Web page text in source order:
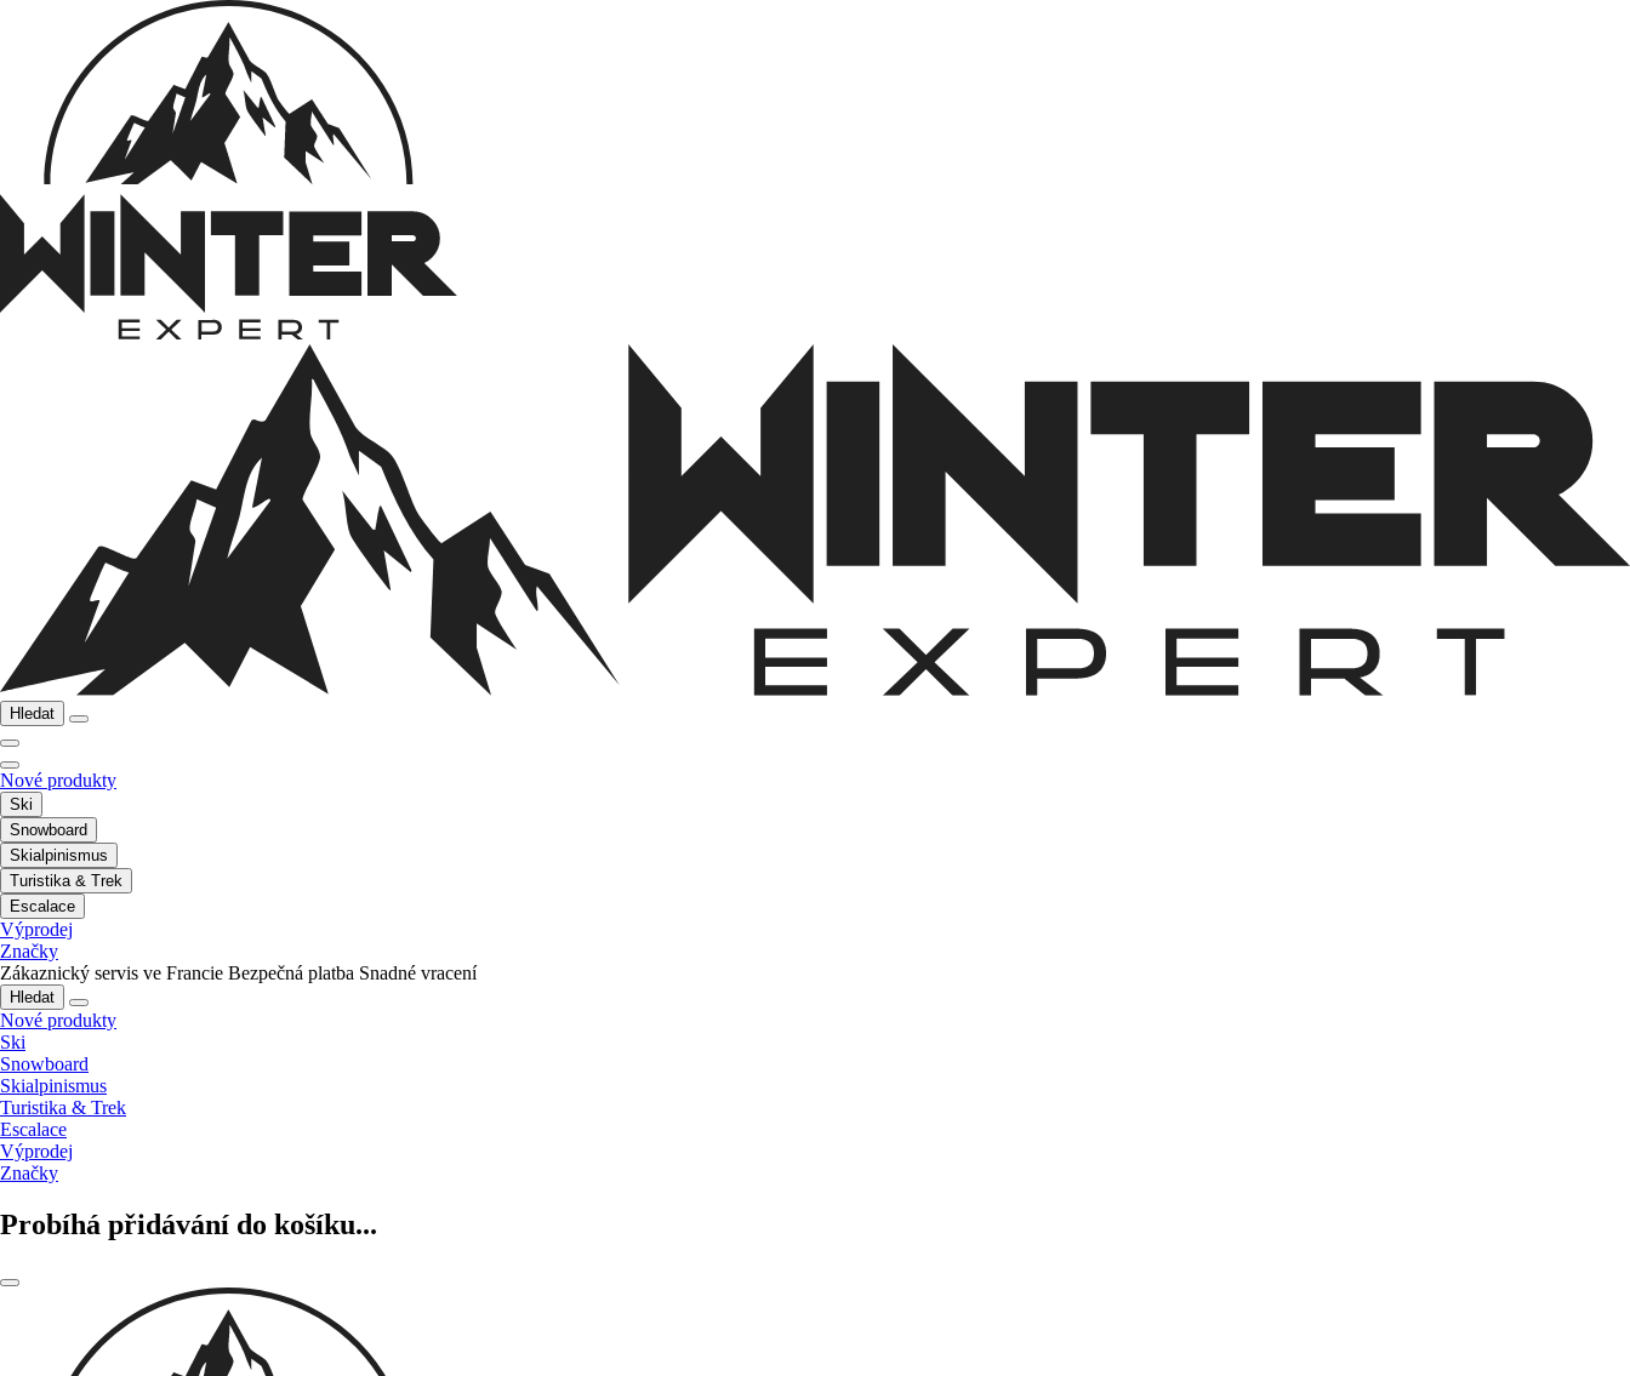
Hledat
Nové produkty
Ski
Snowboard
Skialpinismus
Turistika & Trek
Escalace
Výprodej
Značky
Zákaznický servis ve Francie Bezpečná platba Snadné vracení
Hledat
Nové produkty
Ski
Snowboard
Skialpinismus
Turistika & Trek
Escalace
Výprodej
Značky
Probíhá přidávání do košíku...